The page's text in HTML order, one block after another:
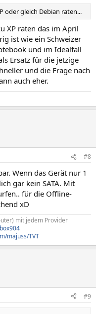
oder gleich Debian raten...
XP raten das im April
ist wie ein Schweizer
und im Idealfall
Ersatz für die jetzige
und die Frage nach
auch eher.
#8
Wenn das Gerät nur 1
gar kein SATA. Mit
für die Offline-
xD
mit jedem Provider
majuss/TVT
#9